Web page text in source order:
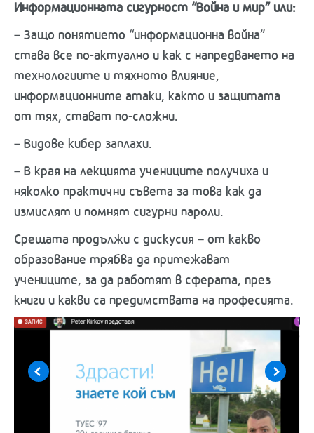
Информационната сигурност “Война и мир” или:
– Защо понятието “информационна война”
става все по-актуално и как с напредването на
технологиите и тяхното влияние,
информационните атаки, както и защитата
от тях, стават по-сложни.
– Видове кибер заплахи.
– В края на лекцията учениците получиха и
няколко практични съвета за това как да
измислят и помнят сигурни пароли.
Срещата продължи с дискусия – от какво
образование трябва да притежават
учениците, за да работят в сферата, през
книги и какви са предимствата на професията.